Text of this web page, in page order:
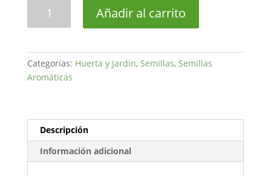
Gigante
Añadir al carrito
Categorías: Huerta y Jardin, Semillas, Semillas
Aromáticas
Descripción
Información adicional